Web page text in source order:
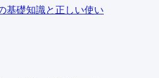
基礎知識と正しい使い